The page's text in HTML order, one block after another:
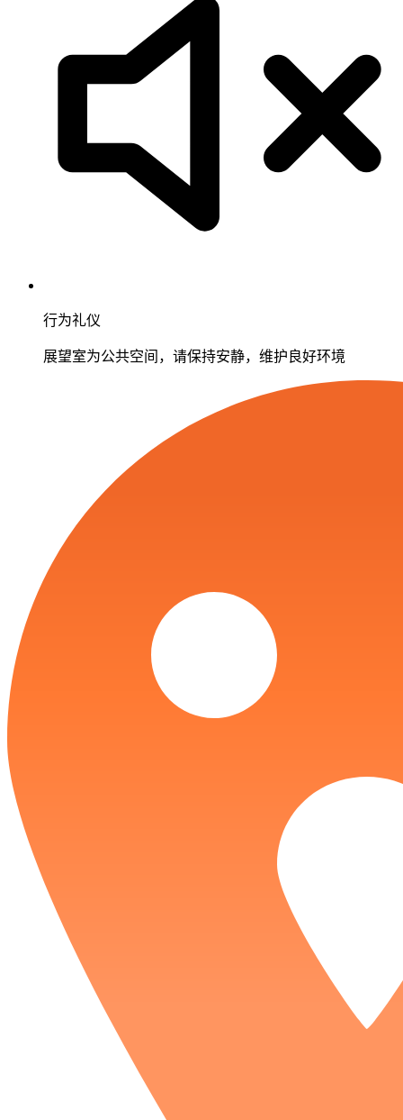
行为礼仪
展望室为公共空间，请保持安静，维护良好环境